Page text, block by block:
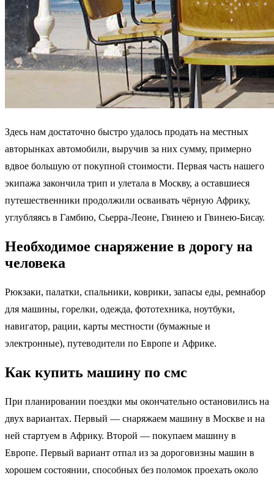
Здесь нам достаточно быстро удалось продать на местных
авторынках автомобили, выручив за них сумму, примерно
вдвое большую от покупной стоимости. Первая часть нашего
экипажа закончила трип и улетала в Москву, а оставшиеся
путешественники продолжили осваивать чёрную Африку,
углубляясь в Гамбию, Сьерра-Леоне, Гвинею и Гвинею-Бисау.
Необходимое снаряжение в дорогу на
человека
Рюкзаки, палатки, спальники, коврики, запасы еды, ремнабор
для машины, горелки, одежда, фототехника, ноутбуки,
навигатор, рации, карты местности (бумажные и
электронные), путеводители по Европе и Африке.
Как купить машину по смс
При планировании поездки мы окончательно остановились на
двух вариантах. Первый — снаряжаем машину в Москве и на
ней стартуем в Африку. Второй — покупаем машину в
Европе. Первый вариант отпал из за дороговизны машин в
хорошем состоянии, способных без поломок проехать около